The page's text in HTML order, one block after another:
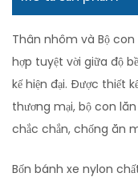
Thân nhôm và Bộ
hợp tuyệt vời giữa độ
kế hiện đại. Được thiết
thương mại, bộ con
chắc chắn, chống ăn
Bốn bánh xe nylon